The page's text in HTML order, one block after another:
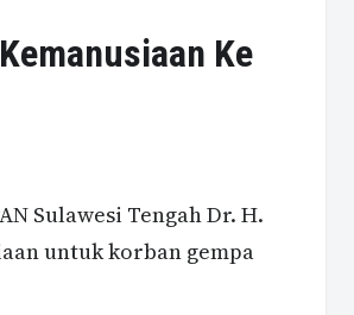
Ke
Sulawesi Tengah Dr. H.
untuk korban gempa